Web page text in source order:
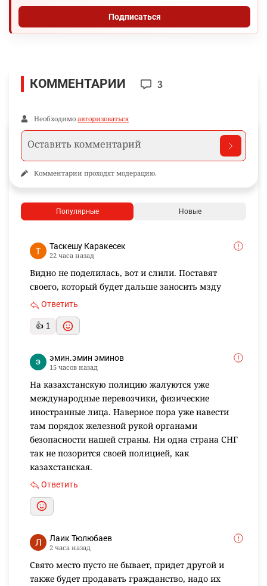
Подписаться
КОММЕНТАРИИ 3
Необходимо авторизоваться
Комментарии проходят модерацию.
Популярные Новые
Таскешу Каракесек
22 часа назад
Видно не поделилась, вот и слили. Поставят
своего, который будет дальше заносить мзду
Ответить
👍 1
эмин.эмин эминов
15 часов назад
На казахстанскую полицию жалуются уже
международные перевозчики, физические
иностранные лица. Наверное пора уже навести
там порядок железной рукой органами
безопасности нашей страны. Ни одна страна СНГ
так не позорится своей полицией, как
казахстанская.
Ответить
Лаик Тюлюбаев
2 часа назад
Свято место пусто не бывает, придет другой и
также будет продавать гражданство, надо их